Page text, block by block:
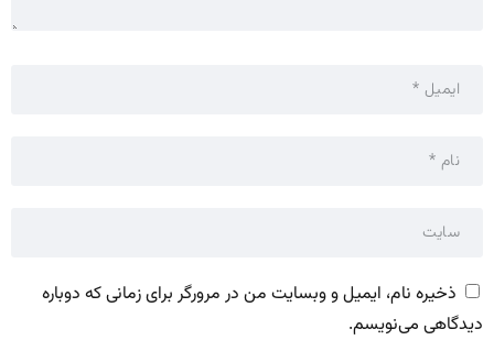
ذخیره نام، ایمیل و وبسایت من در مرورگر برای زمانی که دوباره
دیدگاهی می‌نویسم.